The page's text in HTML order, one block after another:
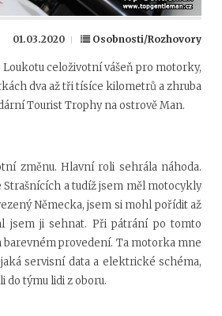
01.03.2020 Osobnosti/Rozhovory
celoživotní vášeň pro motorky,
dva až tři tísíce kilometrů a zhruba
Tourist Trophy na ostrově Man.
změnu. Hlavní roli sehrála náhoda.
a tudíž jsem měl motocykly
Německa, jsem si mohl pořídit až
jsem ji sehnat. Při pátrání po tomto
barevném provedení. Ta motorka mne
servisní data a elektrické schéma,
do týmu lidi z oboru.